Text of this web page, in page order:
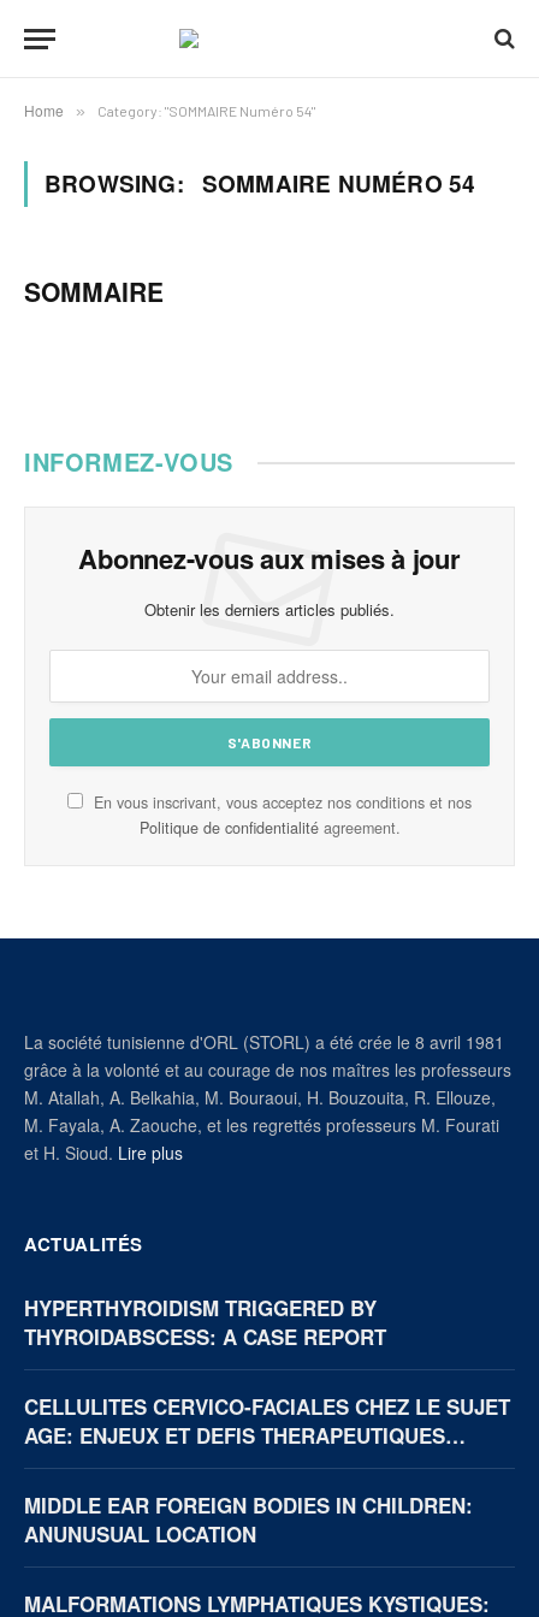
Home » Category: "SOMMAIRE Numéro 54"
BROWSING: SOMMAIRE NUMÉRO 54
SOMMAIRE
INFORMEZ-VOUS
Abonnez-vous aux mises à jour
Obtenir les derniers articles publiés.
En vous inscrivant, vous acceptez nos conditions et nos
Politique de confidentialitéagreement.
La société tunisienne d'ORL (STORL) a été crée le 8 avril 1981
grâce à la volonté et au courage de nos maîtres les professeurs
M. Atallah, A. Belkahia, M. Bouraoui, H. Bouzouita, R. Ellouze,
M. Fayala, A. Zaouche, et les regrettés professeurs M. Fourati
et H. Sioud. Lire plus
ACTUALITÉS
HYPERTHYROIDISM TRIGGERED BY
THYROIDABSCESS: A CASE REPORT
CELLULITES CERVICO-FACIALES CHEZ LE SUJET
AGE: ENJEUX ET DEFIS THERAPEUTIQUES
(BOUAKE, CÔTE D’IVOIRE)
MIDDLE EAR FOREIGN BODIES IN CHILDREN:
ANUNUSUAL LOCATION
MALFORMATIONS LYMPHATIQUES KYSTIQUES: